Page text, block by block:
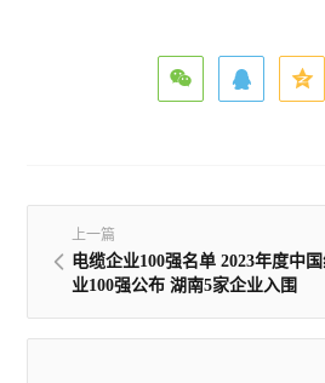
上一篇
电缆企业100强名单 2023年度中
业100强公布 湖南5家企业入围